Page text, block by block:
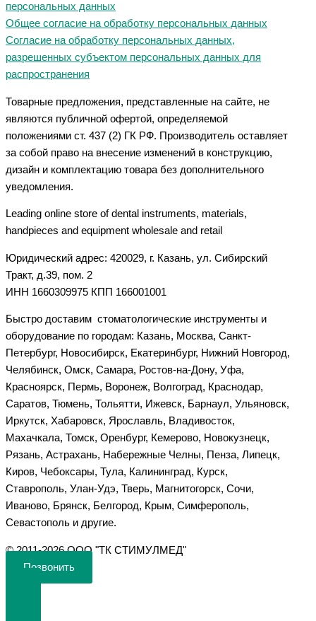
персональных данных
Общее согласие на обработку персональных данных
Согласие на обработку персональных данных,
разрешенных субъектом персональных данных для
распространения
Товарные предложения, представленные на сайте, не
являются публичной офертой, определяемой
положениями ст. 437 (2) ГК РФ. Производитель оставляет
за собой право на внесение изменений в конструкцию,
дизайн и комплектацию товара без дополнительного
уведомления.
Leading online store of dental instruments, materials,
handpieces and equipment wholesale and retail
Юридический адрес: 420029, г. Казань, ул. Сибирский
Тракт, д.39, пом. 2
ИНН 1660309975 КПП 166001001
Быстро доставим стоматологические инструменты и
оборудование по городам: Казань, Москва, Санкт-
Петербург, Новосибирск, Екатеринбург, Нижний Новгород,
Челябинск, Омск, Самара, Ростов-на-Дону, Уфа,
Красноярск, Пермь, Воронеж, Волгоград, Краснодар,
Саратов, Тюмень, Тольятти, Ижевск, Барнаул, Ульяновск,
Иркутск, Хабаровск, Ярославль, Владивосток,
Махачкала, Томск, Оренбург, Кемерово, Новокузнецк,
Рязань, Астрахань, Набережные Челны, Пенза, Липецк,
Киров, Чебоксары, Тула, Калининград, Курск,
Ставрополь, Улан-Удэ, Тверь, Магнитогорск, Сочи,
Иваново, Брянск, Белгород, Крым, Симферополь,
Севастополь и другие.
©️ 2011-2026 ООО "ТК СТИМУЛМЕД"
Позвонить